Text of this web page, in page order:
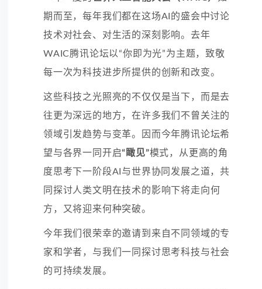
期而至，每年我们都在这场AI的盛会中讨论
技术对社会、对生活的深刻影响。去年
WAIC腾讯论坛以“你即为光”为主题，致敬
每一次为科技进步所提供的创新和改变。
这些科技之光照亮的不仅仅是当下，而是去
往更为深远的地方，在许多我们不曾关注的
领域引发趋势与变革。因而今年腾讯论坛希
望与各界一同开启“瞰见”模式，从更高的角
度思考下一阶段AI与世界协同发展之道，共
同探讨人类文明在技术的影响下将走向何
方，又将迎来何种突破。
今年我们很荣幸的邀请到来自不同领域的专
家和学者，与我们一同探讨思考科技与社会
的可持续发展。